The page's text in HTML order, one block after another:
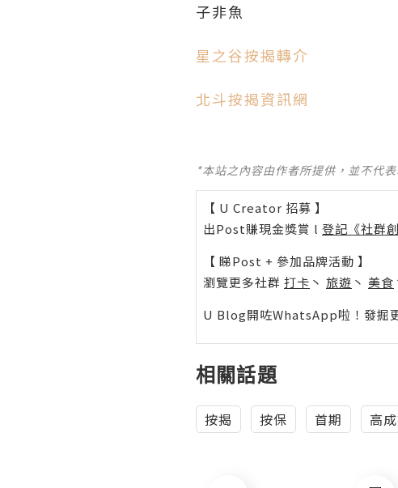
子非魚
星之谷按揭轉介
北斗按揭資訊網
*本站之內容由作者所提供，並不代
【 U Creator 招募 】
出Post賺現金獎賞 l 登記《社群
【 睇Post + 參加品牌活動 】
瀏覽更多社群 打卡 丶 旅遊 丶 美食
U Blog開咗WhatsApp啦！發掘
相關話題
按揭 按保 首期 高